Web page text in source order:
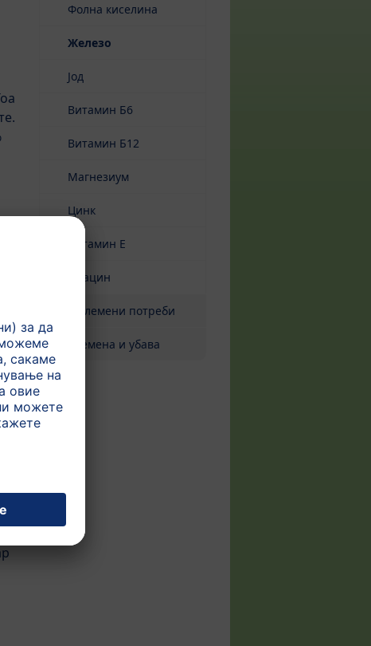
Фолна киселина
Железо
Јод
Витамин Б6
Витамин Б12
Магнезиум
Цинк
Витамин Е
Ниацин
Зголемени потреби
Бремена и убава